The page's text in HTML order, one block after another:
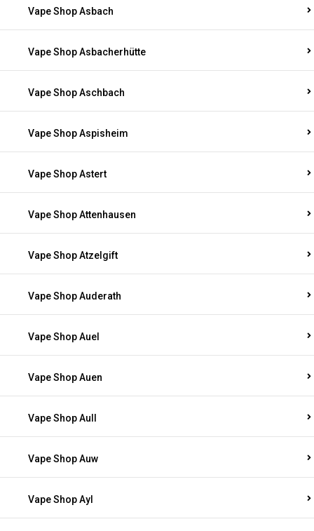
Vape Shop Asbach
Vape Shop Asbacherhütte
Vape Shop Aschbach
Vape Shop Aspisheim
Vape Shop Astert
Vape Shop Attenhausen
Vape Shop Atzelgift
Vape Shop Auderath
Vape Shop Auel
Vape Shop Auen
Vape Shop Aull
Vape Shop Auw
Vape Shop Ayl